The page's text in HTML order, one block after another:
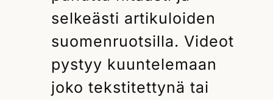
selkeästi artikuloiden
suomenruotsilla. Videot
pystyy kuuntelemaan
joko tekstitettynä tai